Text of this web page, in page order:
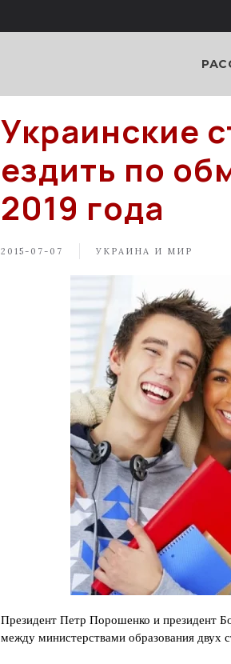
Украинские
ездить по
2019 года
2015-07-07 УКРАИНА И МИР
Президент Петр Порошенко и президент
между министерствами образования двух